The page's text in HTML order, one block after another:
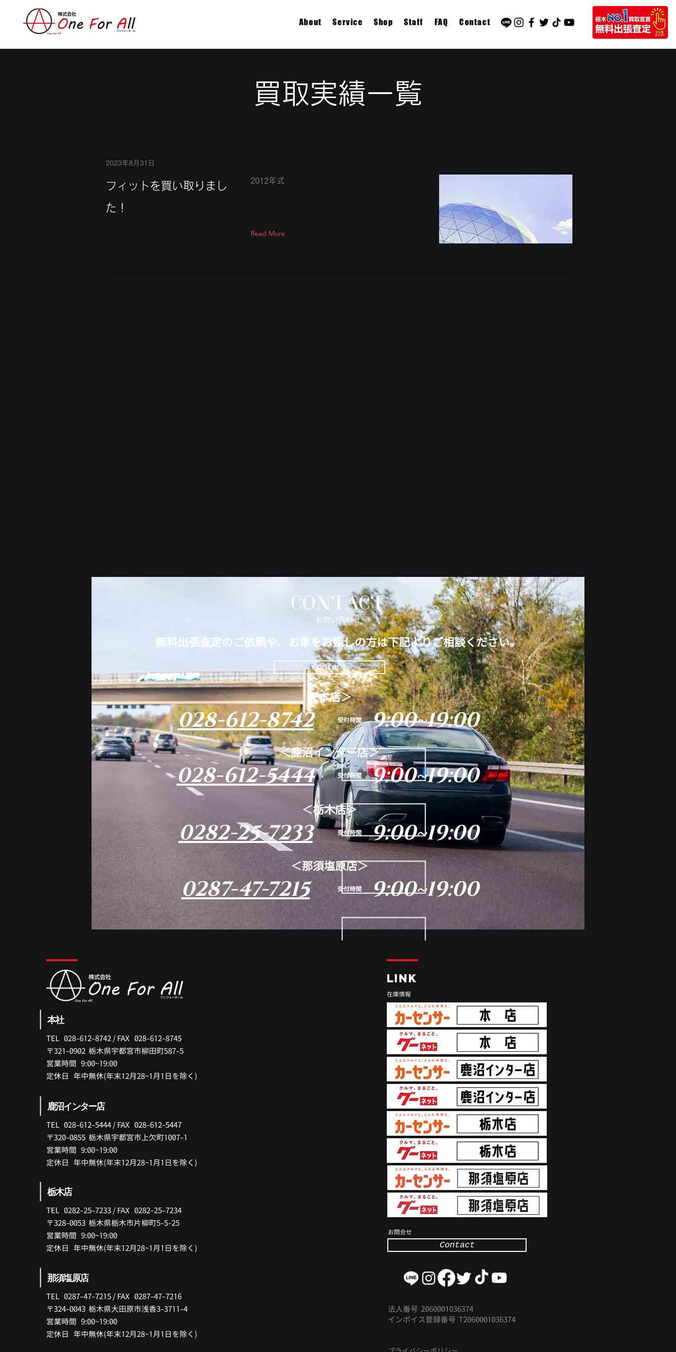
About Service Shop Staff FAQ Contact
買取実績一覧
2023年8月31日
フィットを買い取りまし
た！
2012年式
Read More
CONTACT
​お問い合わせ
無料出張査定のご依頼や、お車をお探しの方は下記よりご相談ください。
Contact
028-612-8742 ​受付時間
9:00~19:00
028-612-5444
​受付時間 9:00~19:00
＜本店＞
＜鹿沼インター店＞
＜栃木店＞
0282-25-7233 ​受付時間 9:00~19:00
＜那須塩原店＞
0287-47-7215 ​受付時間 9:00~19:00
本社
TEL 028-612-8742 /FAX 028-612-8745
〒321-0902 ​栃木県宇都宮市柳田町587-5
​営業時間 9:00~19:00
​定休日 年中無休(年末12月28~1月1日を除く)
鹿沼インター店
TEL 028-612-5444 /FAX 028-612-5447
〒320-0855 ​栃木県宇都宮市上欠町1007-1
​営業時間 9:00~19:00
​定休日 年中無休(年末12月28~1月1日を除く)
栃木店
TEL 0282-25-7233 /FAX 0282-25-7234
〒328-0053 ​栃木県栃木市片柳町5-5-25
営業時間 9:00~19:00
​定休日 年中無休(年末12月28~1月1日を除く)
那須塩原店
TEL 0287-47-7215 /FAX 0287-47-7216
〒324-0043 ​栃木県大田原市浅香3-3711-4
営業時間 9:00~19:00
​定休日 年中無休(年末12月28~1月1日を除く)
LINK
​在庫情報
​お問合せ
Contact
法人番号 2060001036374
インボイス登録番号 ​T2060001036374